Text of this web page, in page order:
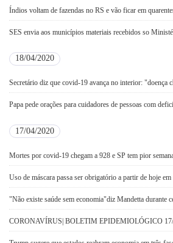
Índios voltam de fazendas no RS e vão ficar em
SES envia aos municípios materiais recebidos so
18/04/2020
Secretário diz que covid-19 avança no interior: "doença
Papa pede orações para cuidadores de pessoas com
17/04/2020
Mortes por covid-19 chegam a 928 e SP tem pior
Uso de máscara passa ser obrigatório a partir de hoje
"Não existe saúde sem economia"diz Mandetta durante
CORONAVÍRUS| BOLETIM EPIDEMIOLÓGICO